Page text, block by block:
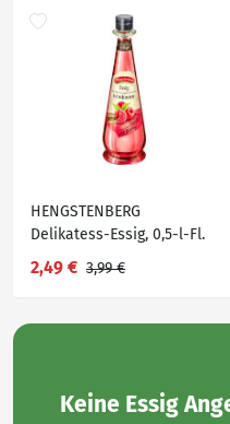
HENGSTENBERG
Delikatess-Essig, 0,5-l-Fl.
2,49 € 3,99 €
Keine Essig